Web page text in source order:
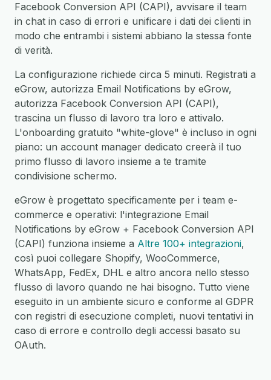
Facebook Conversion API (CAPI), avvisare il team
in chat in caso di errori e unificare i dati dei clienti in
modo che entrambi i sistemi abbiano la stessa fonte
di verità.
La configurazione richiede circa 5 minuti. Registrati a
eGrow, autorizza Email Notifications by eGrow,
autorizza Facebook Conversion API (CAPI),
trascina un flusso di lavoro tra loro e attivalo.
L'onboarding gratuito "white-glove" è incluso in ogni
piano: un account manager dedicato creerà il tuo
primo flusso di lavoro insieme a te tramite
condivisione schermo.
eGrow è progettato specificamente per i team e-
commerce e operativi: l'integrazione Email
Notifications by eGrow + Facebook Conversion API
(CAPI) funziona insieme a Altre 100+ integrazioni,
così puoi collegare Shopify, WooCommerce,
WhatsApp, FedEx, DHL e altro ancora nello stesso
flusso di lavoro quando ne hai bisogno. Tutto viene
eseguito in un ambiente sicuro e conforme al GDPR
con registri di esecuzione completi, nuovi tentativi in
caso di errore e controllo degli accessi basato su
OAuth.